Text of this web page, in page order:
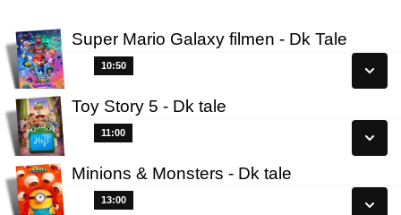
Super Mario Galaxy filmen - Dk Tale
10:50
Toy Story 5 - Dk tale
11:00
Minions & Monsters - Dk tale
13:00